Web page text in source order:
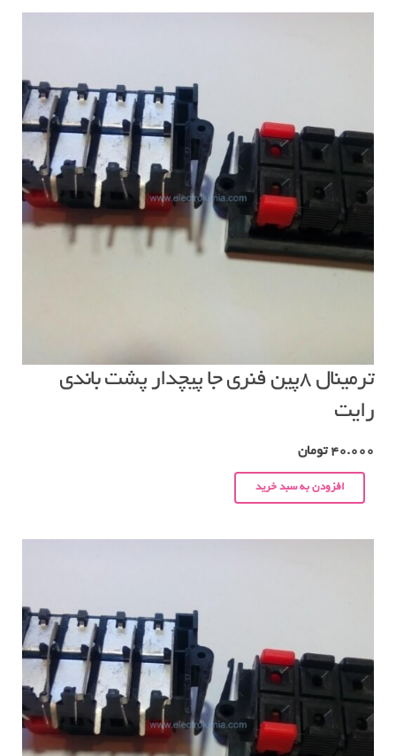
ترمینال ۸پین فنری جا پیچدار پشت باندی
رایت
40.000 تومان
افزودن به سبد خرید